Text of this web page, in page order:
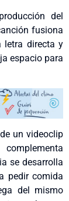
del
fusiona
letra directa y
espacio para
un videoclip
se desarrolla
pedir comida
del mismo